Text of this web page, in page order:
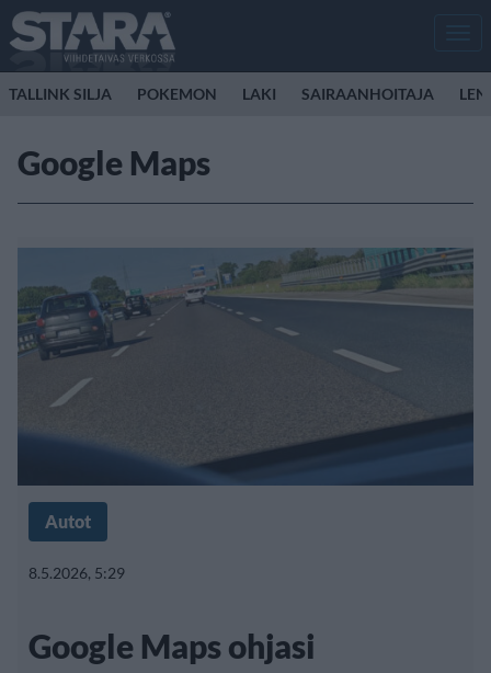
TALLINK SILJA POKEMON LAKI SAIRAANHOITAJA
Google Maps
Autot
8.5.2026, 5:29
Google Maps ohjasi